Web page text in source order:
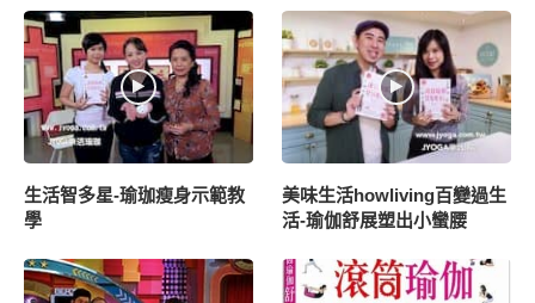
生活智多星-瑜珈瘦身示範教
學
美味生活howliving百變過生
活-瑜伽舒展塑出小蠻腰